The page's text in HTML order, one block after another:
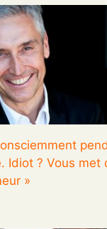
Idiot ? Vous met
»